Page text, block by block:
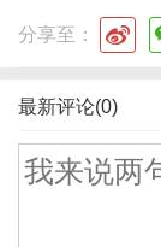
分享至：
最新评论(0)